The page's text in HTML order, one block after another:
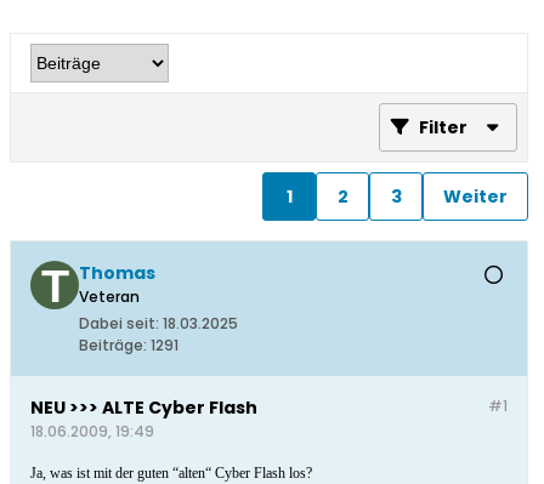
Filter
1 2 3 Weiter
Thomas
Veteran
Dabei seit: 18.03.2025
Beiträge: 1291
#1
NEU >>> ALTE Cyber Flash
18.06.2009, 19:49
Ja, was ist mit der guten “alten“ Cyber Flash los?